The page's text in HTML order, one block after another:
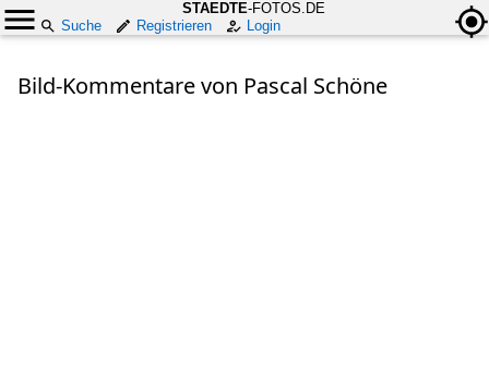
STAEDTE-FOTOS.DE
Suche
Registrieren Login
Bild-Kommentare von Pascal Schöne